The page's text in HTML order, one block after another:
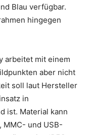
Blau verfügbar.
hingegen
arbeitet mit einem
aber nicht
soll laut Hersteller
in
ist. Material kann
MMC- und USB-